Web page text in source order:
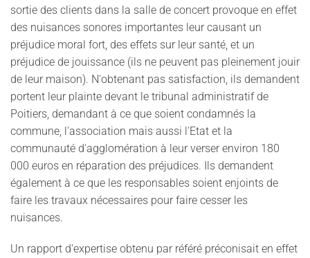
sortie des clients dans la salle de concert provoque en effet
des nuisances sonores importantes leur causant un
préjudice moral fort, des effets sur leur santé, et un
préjudice de jouissance (ils ne peuvent pas pleinement jouir
de leur maison). N'obtenant pas satisfaction, ils demandent
portent leur plainte devant le tribunal administratif de
Poitiers, demandant à ce que soient condamnés la
commune, l'association mais aussi l'Etat et la
communauté d'agglomération à leur verser environ 180
000 euros en réparation des préjudices. Ils demandent
également à ce que les responsables soient enjoints de
faire les travaux nécessaires pour faire cesser les
nuisances.
Un rapport d'expertise obtenu par référé préconisait en effet